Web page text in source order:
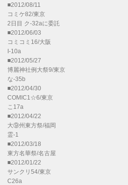
■2012/08/11
コミケ82/東京
2日目 ク-32aに委託
■2012/06/03
コミコミ16/大阪
I-10a
■2012/05/27
博麗神社例大祭9/東京
な-35b
■2012/04/30
COMIC1☆6/東京
こ17a
■2012/04/22
大⑨州東方祭/福岡
霊-1
■2012/03/18
東方名華祭/名古屋
■2012/01/22
サンクリ54/東京
C26a